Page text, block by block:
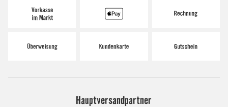
Hauptversandpartner